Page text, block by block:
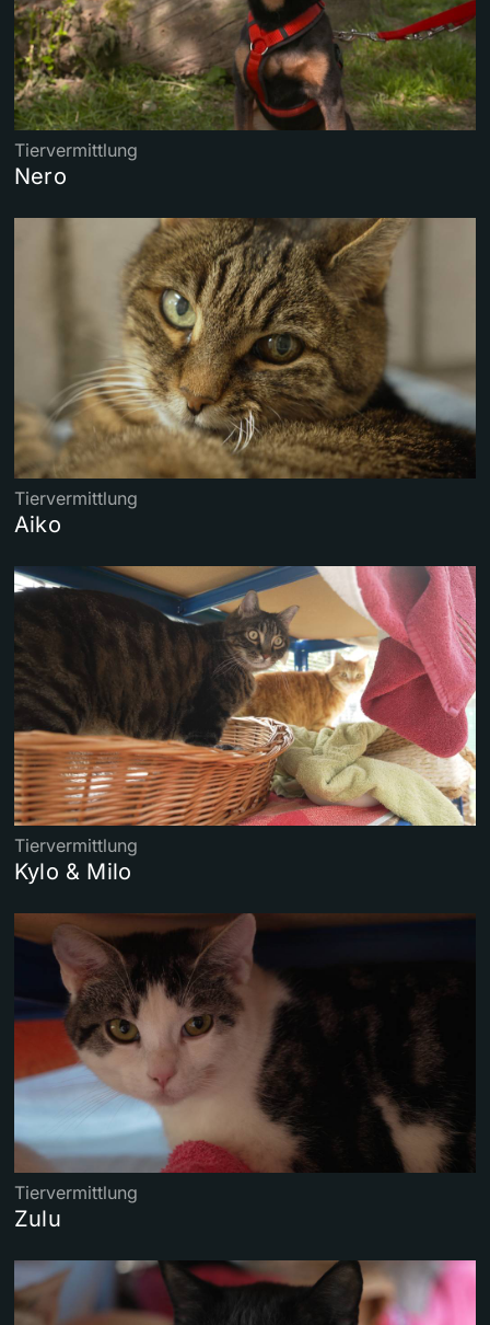
Tiervermittlung
Nero
Tiervermittlung
Aiko
Tiervermittlung
Kylo & Milo
Tiervermittlung
Zulu